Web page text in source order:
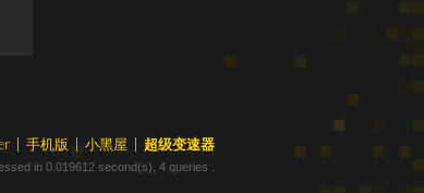
手机版 小黑屋 超级变速器
in 0.019612 second(s), 4 queries .